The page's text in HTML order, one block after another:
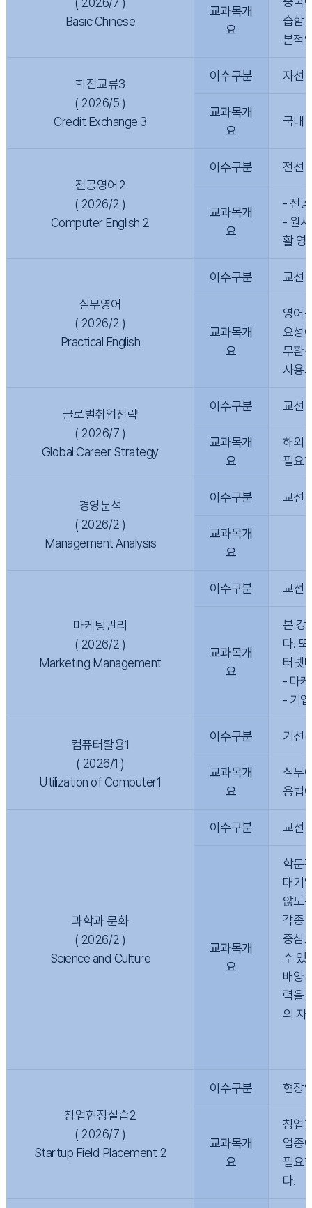
Basic Chinese
교과목개
요
습함
본적
학점교류3
( 2026/5 )
Credit Exchange 3
이수구분 자선
교과목개
요
국내
전공영어2
( 2026/2 )
Computer English 2
이수구분 전선
교과목개
요
- 전
- 원
활 영
실무영어
( 2026/2 )
Practical English
이수구분 교선
교과목개
요
영어
요성
무환
사용
글로벌취업전략
( 2026/7 )
Global Career Strategy
이수구분 교선
교과목개
요
해외
필요
경영분석
( 2026/2 )
Management Analysis
이수구분 교선
교과목개
요
마케팅관리
( 2026/2 )
Marketing Management
이수구분 교선
교과목개
요
본 강
다.
터넷
- 마
- 기
컴퓨터활용1
( 2026/1 )
Utilization of Computer1
이수구분 기선(
교과목개
요
실무
용법
과학과 문화
( 2026/2 )
Science and Culture
이수구분 교선
교과목개
요
학문
대기
않도
각종
중심
수 있
배양
력을
의 자
창업현장실습2
( 2026/7 )
Startup Field Placement 2
이수구분 현장
교과목개
요
창업
업종
필요
다.